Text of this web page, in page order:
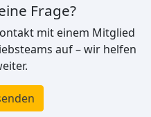
Frage?
mit einem Mitglied
auf – wir helfen